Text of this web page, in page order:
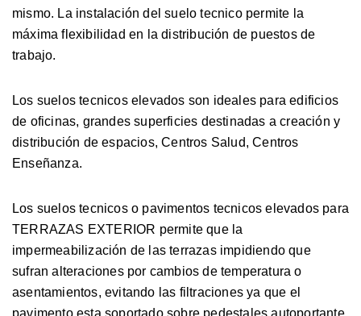
mismo. La instalación del suelo tecnico permite la
máxima flexibilidad en la distribución de puestos de
trabajo.
Los suelos tecnicos elevados son ideales para edificios
de oficinas, grandes superficies destinadas a creación y
distribución de espacios, Centros Salud, Centros
Enseñanza.
Los suelos tecnicos o pavimentos tecnicos elevados para
TERRAZAS EXTERIOR permite que la
impermeabilización de las terrazas impidiendo que
sufran alteraciones por cambios de temperatura o
asentamientos, evitando las filtraciones ya que el
pavimento esta soportado sobre pedestales autoportante